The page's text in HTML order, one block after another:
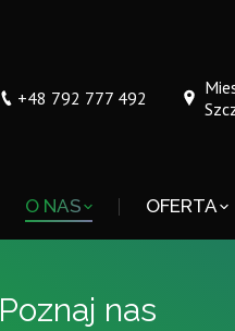
+48 792 777 492
O NAS OFERTA
Poznaj nas